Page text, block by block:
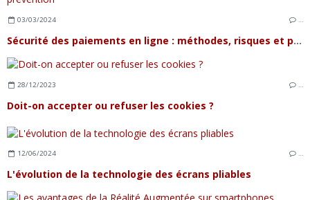
03/03/2024 …
Sécurité des paiements en ligne : méthodes, risques et prévention
28/12/2023 …
Doit-on accepter ou refuser les cookies ?
12/06/2024 …
L'évolution de la technologie des écrans pliables